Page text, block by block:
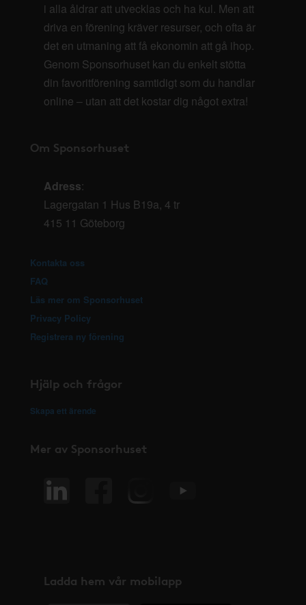
i alla åldrar att utvecklas och ha kul. Men att
driva en förening kräver resurser, och ofta är
det en utmaning att få ekonomin att gå ihop.
Genom Sponsorhuset kan du enkelt stötta
din favoritförening samtidigt som du handlar
online – utan att det kostar dig något extra!
Om Sponsorhuset
Adress:
Lagergatan 1 Hus B19a, 4 tr
415 11 Göteborg
Kontakta oss
FAQ
Läs mer om Sponsorhuset
Privacy Policy
Registrera ny förening
Hjälp och frågor
Skapa ett ärende
Mer av Sponsorhuset
Ladda hem vår mobilapp